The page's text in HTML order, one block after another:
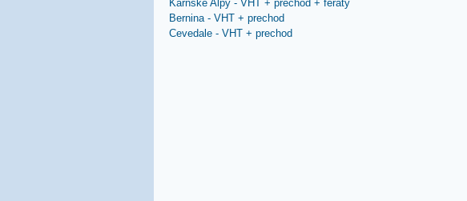
Karnske Alpy - VHT + prechod + feraty
Bernina - VHT + prechod
Bernina - VHT + prechod
Cevedale - VHT + prechod
Cevedale - VHT + prechod